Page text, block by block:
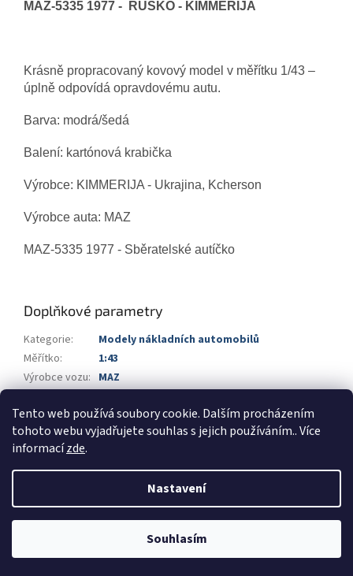
Tento web používá soubory cookie. Dalším procházením
tohoto webu vyjadřujete souhlas s jejich používáním.. Více
informacízde.
Nastavení
Souhlasím
MAZ-5335 1977 - RUSKO - KIMMERIJA
Krásně propracovaný kovový model v měřítku 1/43 –
úplně odpovídá opravdovému autu.
Barva: modrá/šedá
Balení: kartónová krabička
Výrobce: KIMMERIJA - Ukrajina, Kcherson
Výrobce auta: MAZ
MAZ-5335 1977 - Sběratelské autíčko
Doplňkové parametry
Kategorie:
Modely nákladních automobilů
Měřítko:
1:43
Výrobce vozu: MAZ
Barva: šedá
Vytvořil Shoptet
Automodels.cz. Všechna práva vyhrazena.